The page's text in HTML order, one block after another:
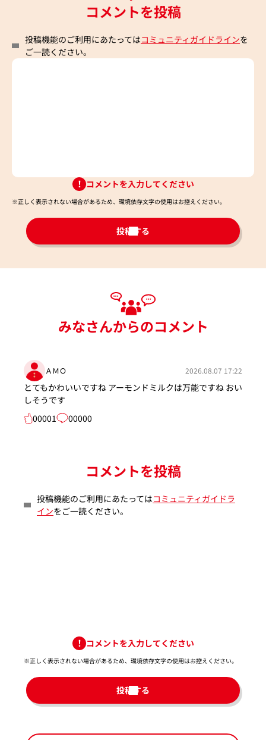
コメントを投稿
投稿機能のご利用にあたってはコミュニティガイドラインを
ご一読ください。
コメントを入力してください
※正しく表示されない場合があるため、環境依存文字の使用はお控えください。​
投稿する
みなさんからのコメント
ＡＭＯ 2026.08.07 17:22
とてもかわいいですね アーモンドミルクは万能ですね おい
しそうです
00001
00000
コメントを投稿
投稿機能のご利用にあたってはコミュニティガイドラ
インをご一読ください。
コメントを入力してください
※正しく表示されない場合があるため、環境依存文字の使用はお控えください。​
投稿する